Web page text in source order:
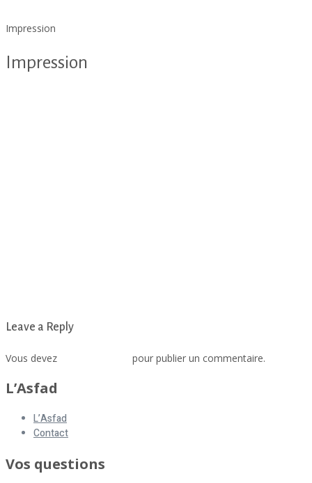
Impression
Impression
Leave a Reply
Vous devez pour publier un commentaire.
L’Asfad
L’Asfad
Contact
Vos questions